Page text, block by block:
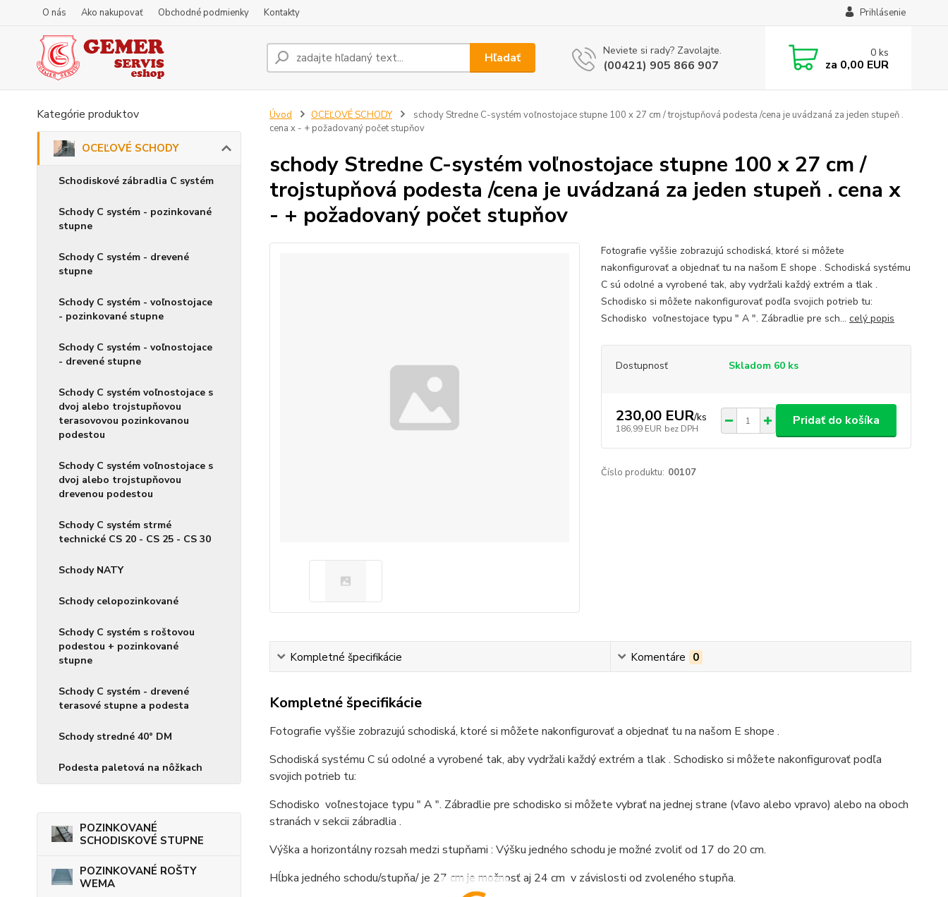
O nás Ako nakupovať Obchodné podmienky Kontakty Prihlásenie
Hľadať Neviete si rady? Zavolajte.
(00421) 905 866 907
0 ks
za 0,00 EUR
Kategórie produktov
OCEĽOVÉ SCHODY
Schodiskové zábradlia C systém
Schody C systém - pozinkované
stupne
Schody C systém - drevené
stupne
Schody C systém - voľnostojace
- pozinkované stupne
Schody C systém - voľnostojace
- drevené stupne
Schody C systém voľnostojace s
dvoj alebo trojstupňovou
terasovovou pozinkovanou
podestou
Schody C systém voľnostojace s
dvoj alebo trojstupňovou
drevenou podestou
Schody C systém strmé
technické CS 20 - CS 25 - CS 30
Schody NATY
Schody celopozinkované
Schody C systém s roštovou
podestou + pozinkované
stupne
Schody C systém - drevené
terasové stupne a podesta
Schody stredné 40° DM
Podesta paletová na nôžkach
POZINKOVANÉ
SCHODISKOVÉ STUPNE
POZINKOVANÉ ROŠTY
WEMA
Úvod OCEĽOVÉ SCHODY
schody Stredne C-systém voľnostojace stupne 100 x 27 cm / trojstupňová podesta /cena je uvádzaná za jeden stupeň .
cena x - + požadovaný počet stupňov
schody Stredne C-systém voľnostojace stupne 100 x 27 cm /
trojstupňová podesta /cena je uvádzaná za jeden stupeň . cena x
- + požadovaný počet stupňov
Fotografie vyššie zobrazujú schodiská, ktoré si môžete
nakonfigurovať a objednať tu na našom E shope . Schodiská systému
C sú odolné a vyrobené tak, aby vydržali každý extrém a tlak .
Schodisko si môžete nakonfigurovať podľa svojich potrieb tu:
Schodisko voľnestojace typu " A ". Zábradlie pre sch... celý popis
Dostupnosť Skladom 60 ks
230,00 EUR/ks
186,99 EUR bez DPH
Pridať do košíka
Číslo produktu: 00107
Kompletné špecifikácie Komentáre 0
Kompletné špecifikácie
Fotografie vyššie zobrazujú schodiská, ktoré si môžete nakonfigurovať a objednať tu na našom E shope .
Schodiská systému C sú odolné a vyrobené tak, aby vydržali každý extrém a tlak . Schodisko si môžete nakonfigurovať podľa
svojich potrieb tu:
Schodisko voľnestojace typu " A ". Zábradlie pre schodisko si môžete vybrať na jednej strane (vľavo alebo vpravo) alebo na oboch
stranách v sekcii zábradlia .
Výška a horizontálny rozsah medzi stupňami : Výšku jedného schodu je možné zvoliť od 17 do 20 cm.
Hĺbka jedného schodu/stupňa/ je 27 cm je možnosť aj 24 cm v závislosti od zvoleného stupňa.